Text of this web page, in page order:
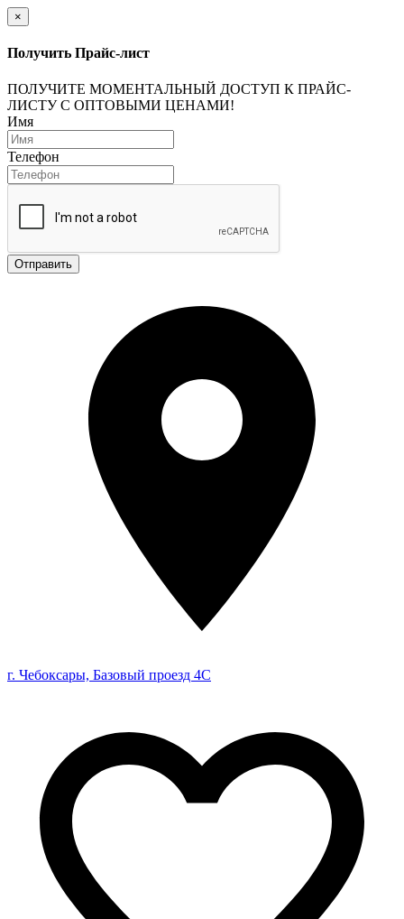
×
Получить Прайс-лист
ПОЛУЧИТЕ МОМЕНТАЛЬНЫЙ ДОСТУП К ПРАЙС-
ЛИСТУ С ОПТОВЫМИ ЦЕНАМИ!
Имя
Телефон
Отправить
г. Чебоксары, Базовый проезд 4С